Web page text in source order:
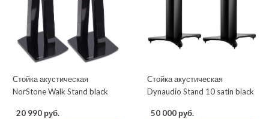
Стойка акустическая
NorStone Walk Stand black
20 990 руб.
Стойка акустическая
Dynaudio Stand 10 satin black
50 000 руб.